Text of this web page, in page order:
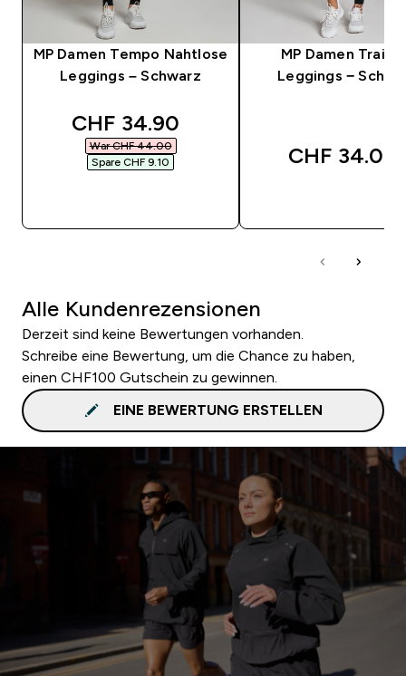
MP Damen Tempo Nahtlose
Leggings – Schwarz
discounted price
CHF 34.90‎
War CHF 44.00‎
Spare CHF 9.10‎
MP Damen
Leggings −
CHF 34.00‎
Alle Kundenrezensionen
Derzeit sind keine Bewertungen vorhanden.
Schreibe eine Bewertung, um die Chance zu haben,
einen CHF100 Gutschein zu gewinnen.
EINE BEWERTUNG ERSTELLEN